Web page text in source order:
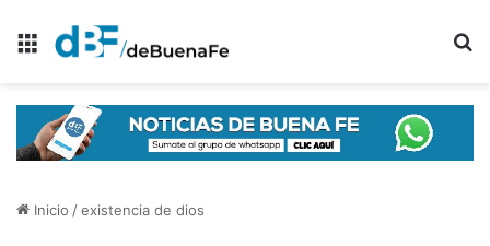
Menú
Inicio /existencia de dios